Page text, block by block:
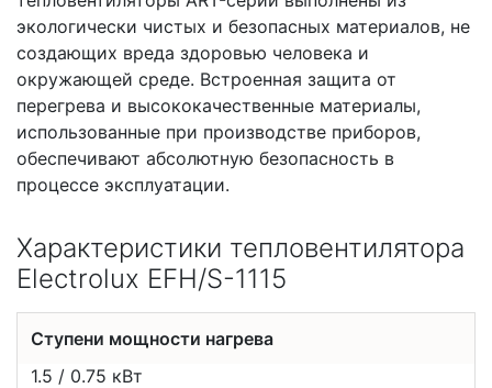
экологически чистых и безопасных материалов, не
создающих вреда здоровью человека и
окружающей среде. Встроенная защита от
перегрева и высококачественные материалы,
использованные при производстве приборов,
обеспечивают абсолютную безопасность в
процессе эксплуатации.
Характеристики тепловентилятора
Electrolux EFH/S-1115
Ступени мощности нагрева
1.5 / 0.75 кВт